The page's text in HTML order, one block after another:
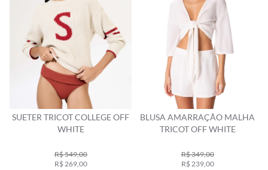
SUETER TRICOT COLLEGE OFF
WHITE
R$ 549,00
R$ 269,00
BLUSA AMARRAÇÃO MALHA
TRICOT OFF WHITE
R$ 349,00
R$ 239,00